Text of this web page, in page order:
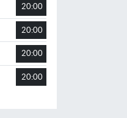
20:00
20:00
20:00
20:00